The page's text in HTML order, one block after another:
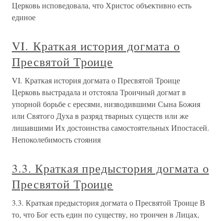
Церковь исповедовала, что Христос объективно есть
единое
VI. Краткая история догмата о
Пресвятой Троице
VI. Краткая история догмата о Пресвятой Троице
Церковь выстрадала и отстояла Троичный догмат в
упорной борьбе с ересями, низводившими Сына Божия
или Святого Духа в разряд тварных существ или же
лишавшими Их достоинства самостоятельных Ипостасей.
Непоколебимость стояния
3.3. Краткая предыстория догмата о
Пресвятой Троице
3.3. Краткая предыстория догмата о Пресвятой Троице В
то, что Бог есть един по существу, но троичен в Лицах,